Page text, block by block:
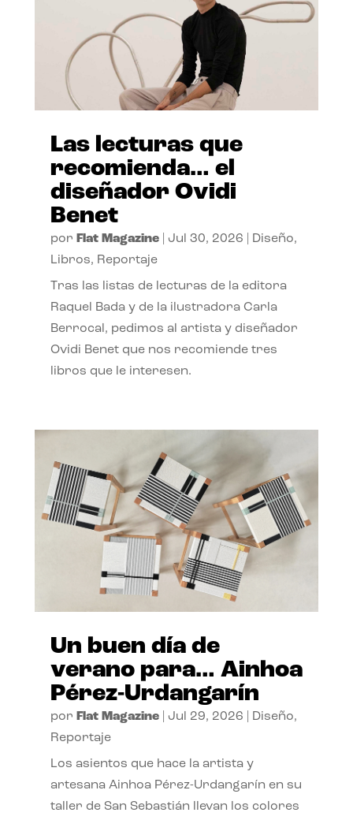
Las lecturas que
recomienda… el
diseñador Ovidi
Benet
por Flat Magazine| Jul 30, 2026 Diseño,
Libros, Reportaje
Tras las listas de lecturas de la editora
Raquel Bada y de la ilustradora Carla
Berrocal, pedimos al artista y diseñador
Ovidi Benet que nos recomiende tres
libros que le interesen.
Un buen día de
verano para… Ainhoa
Pérez-Urdangarín
por Flat Magazine| Jul 29, 2026 Diseño,
Reportaje
Los asientos que hace la artista y
artesana Ainhoa Pérez-Urdangarín en su
taller de San Sebastián llevan los colores